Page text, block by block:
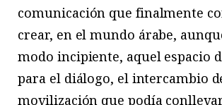
comunicación que finalmente
crear, en el mundo árabe,
modo incipiente, aquel espacio
para el diálogo, el intercambio
movilización que podía